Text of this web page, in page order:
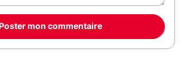
Poster mon commentaire